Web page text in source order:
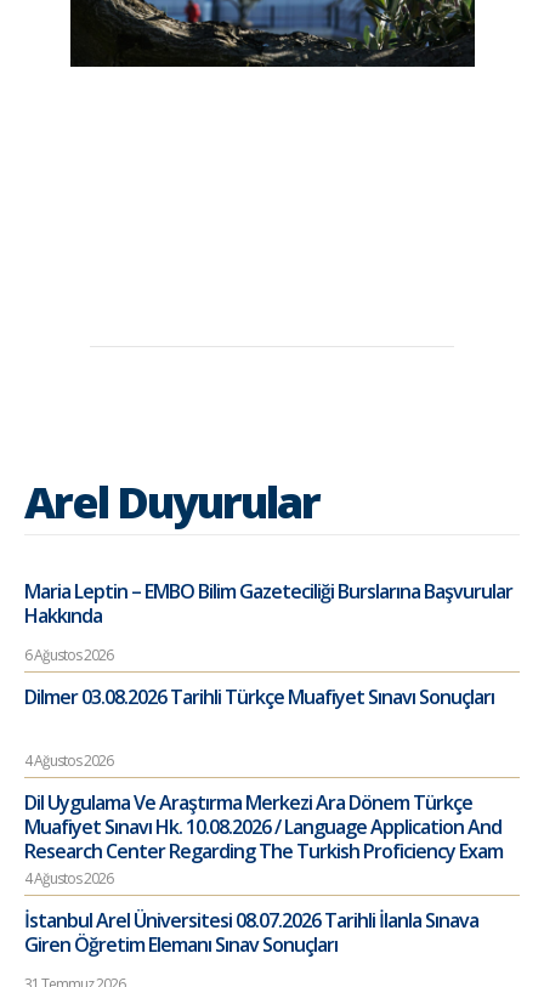
Arel Duyurular
Maria Leptin – EMBO Bilim Gazeteciliği Burslarına Başvurular
Hakkında
6 Ağustos 2026
Dilmer 03.08.2026 Tarihli Türkçe Muafiyet Sınavı Sonuçları
4 Ağustos 2026
Dil Uygulama Ve Araştırma Merkezi Ara Dönem Türkçe
Muafiyet Sınavı Hk. 10.08.2026 / Language Application And
Research Center Regarding The Turkish Proficiency Exam
4 Ağustos 2026
İstanbul Arel Üniversitesi 08.07.2026 Tarihli İlanla Sınava
Giren Öğretim Elemanı Sınav Sonuçları